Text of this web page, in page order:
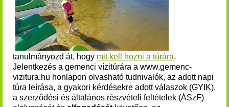
tanulmányozd át, hogy mit kell hozni a túrára.
Jelentkezés a gemenci vízitúrára a www.gemenc-
vizitura.hu honlapon olvasható tudnivalók, az adott napi
túra leírása, a gyakori kérdésekre adott válaszok (GYIK),
a szerződési és általános részvételi feltételek (ÁSzF)